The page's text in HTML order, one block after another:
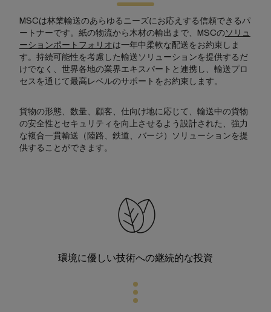
MSCは林業輸送のあらゆるニーズにお応えする信頼できるパ
ートナーです。紙の物流から木材の輸出まで、MSCのソリュ
ーションポートフォリオは一年中柔軟な配送をお約束しま
す。持続可能性を考慮した輸送ソリューションを提供するだ
けでなく、世界各地の業界エキスパートと連携し、輸送プロ
セスを通じて最高レベルのサポートをお約束します。
貨物の形態、数量、顧客、仕向け地に応じて、輸送中の貨物
の安全性とセキュリティを向上させるよう設計された、強力
な複合一貫輸送（陸路、鉄道、バージ）ソリューションを提
供することができます。
環境に優しい技術への継続的な投資